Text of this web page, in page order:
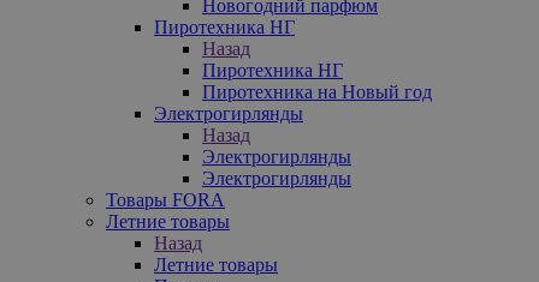
Новогодний парфюм
Пиротехника НГ
Назад
Пиротехника НГ
Пиротехника на Новый год
Электрогирлянды
Назад
Электрогирлянды
Электрогирлянды
Товары FORA
Летние товары
Назад
Летние товары